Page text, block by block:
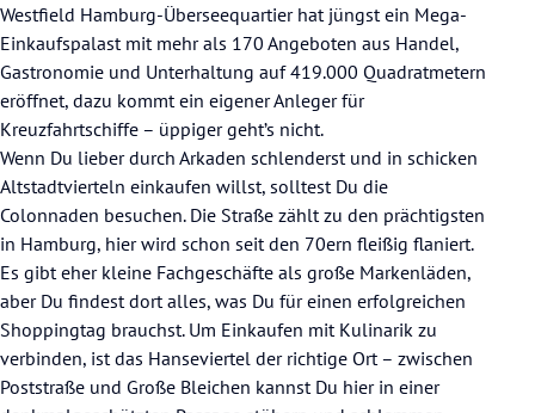
Westfield Hamburg-Überseequartier hat jüngst ein Mega-
Einkaufspalast mit mehr als 170 Angeboten aus Handel,
Gastronomie und Unterhaltung auf 419.000 Quadratmetern
eröffnet, dazu kommt ein eigener Anleger für
Kreuzfahrtschiffe – üppiger geht’s nicht.
Wenn Du lieber durch Arkaden schlenderst und in schicken
Altstadtvierteln einkaufen willst, solltest Du die
Colonnaden besuchen. Die Straße zählt zu den prächtigsten
in Hamburg, hier wird schon seit den 70ern fleißig flaniert.
Es gibt eher kleine Fachgeschäfte als große Markenläden,
aber Du findest dort alles, was Du für einen erfolgreichen
Shoppingtag brauchst. Um Einkaufen mit Kulinarik zu
verbinden, ist das Hanseviertel der richtige Ort – zwischen
Poststraße und Große Bleichen kannst Du hier in einer